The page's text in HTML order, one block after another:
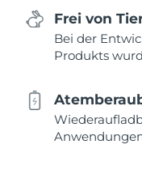
Frei von
Bei der
Produkts